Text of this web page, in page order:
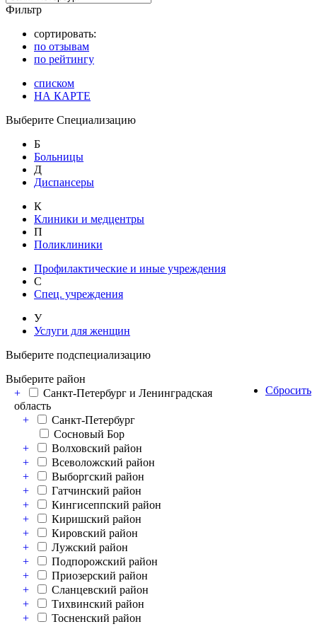
Фильтр
сортировать:
по отзывам
по рейтингу
списком
НА КАРТЕ
Выберите Специализацию
Б
Больницы
Д
Диспансеры
К
Клиники и медцентры
П
Поликлиники
Профилактические и иные учреждения
С
Спец. учреждения
У
Услуги для женщин
Выберите подспециализацию
Сбросить
Выберите район
+
Санкт-Петербург и Ленинградская
область
+
Санкт-Петербург
Сосновый Бор
+
Волховский район
+
Всеволожский район
+
Выборгский район
+
Гатчинский район
+
Кингисеппский район
+
Киришский район
+
Кировский район
+
Лужский район
+
Подпорожский район
+
Приозерский район
+
Сланцевский район
+
Тихвинский район
+
Тосненский район